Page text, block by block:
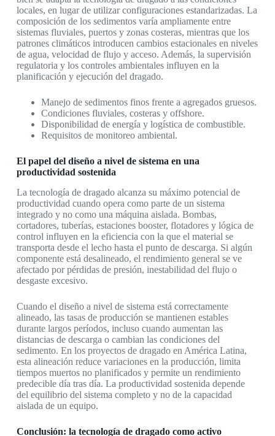
locales, en lugar de utilizar configuraciones estandarizadas. La
composición de los sedimentos varía ampliamente entre
sistemas fluviales, puertos y zonas costeras, mientras que los
patrones climáticos introducen cambios estacionales en niveles
de agua, velocidad de flujo y acceso. Además, la supervisión
regulatoria y los controles ambientales influyen en la
planificación y ejecución del dragado.
Manejo de sedimentos finos frente a agregados gruesos.
Condiciones fluviales, costeras y offshore.
Disponibilidad de energía y logística de combustible.
Requisitos de monitoreo ambiental.
El papel del diseño a nivel de sistema en una
productividad sostenida
La tecnología de dragado alcanza su máximo potencial de
productividad cuando opera como parte de un sistema
integrado y no como una máquina aislada. Bombas,
cortadores, tuberías, estaciones booster, flotadores y lógica de
control influyen en la eficiencia con la que el material se
transporta desde el lecho hasta el punto de descarga. Si algún
componente está desalineado, el rendimiento general se ve
afectado por pérdidas de presión, inestabilidad del flujo o
desgaste excesivo.
Cuando el diseño a nivel de sistema está correctamente
alineado, las tasas de producción se mantienen estables
durante largos períodos, incluso cuando aumentan las
distancias de descarga o cambian las condiciones del
sedimento. En los proyectos de dragado en América Latina,
esta alineación reduce variaciones en la producción, limita
tiempos muertos no planificados y permite un rendimiento
predecible día tras día. La productividad sostenida depende
del equilibrio del sistema completo y no de la capacidad
aislada de un equipo.
Conclusión: la tecnología de dragado como activo